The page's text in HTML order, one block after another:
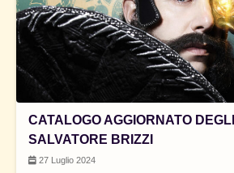
CATALOGO AGGIORNATO
SALVATORE BRIZZI
27 Luglio 2024